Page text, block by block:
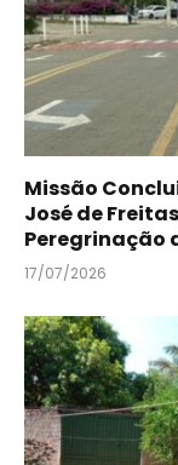
Missão
José de
Peregrinação
17/07/2026